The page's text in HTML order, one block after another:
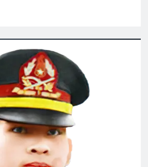
(Rabindranath Tagore)